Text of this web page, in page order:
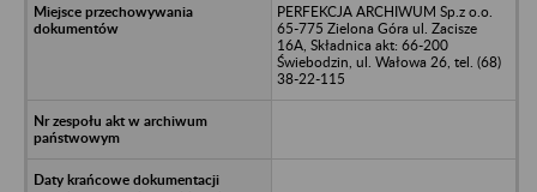
PERFEKCJA ARCHIWUM Sp.z o.o.
65-775 Zielona Góra ul. Zacisze
16A, Składnica akt: 66-200
Świebodzin, ul. Wałowa 26, tel. (68)
38-22-115